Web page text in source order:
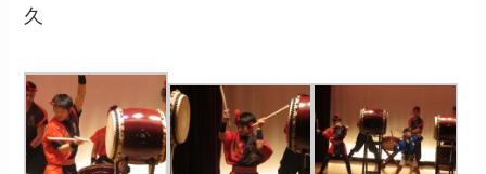
久